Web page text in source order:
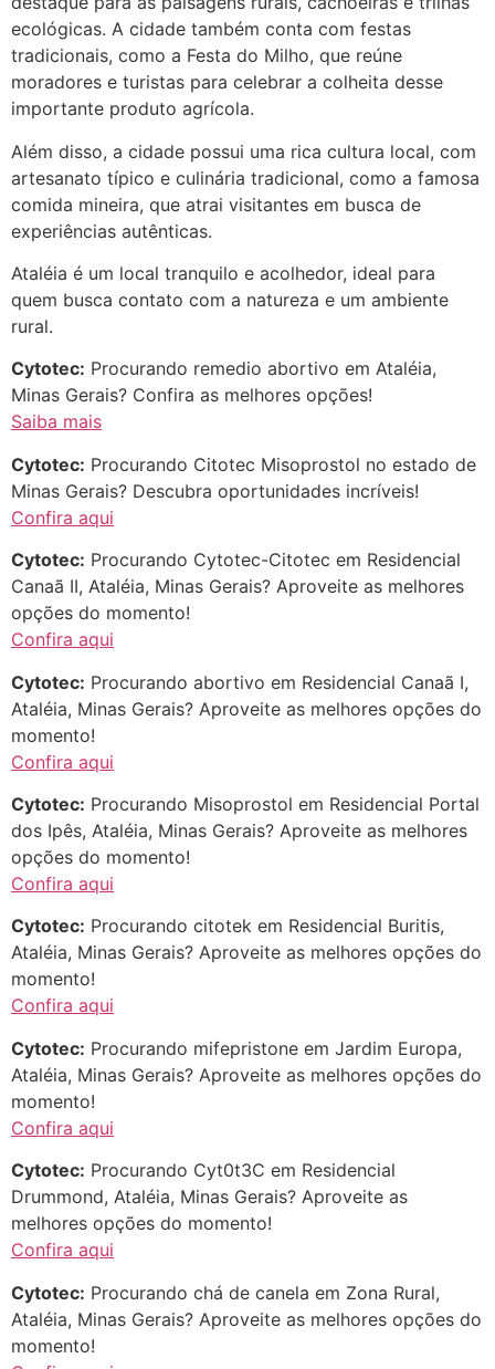
ecológicas. A cidade também conta com festas
tradicionais, como a Festa do Milho, que reúne
moradores e turistas para celebrar a colheita desse
importante produto agrícola.
Além disso, a cidade possui uma rica cultura local, com
artesanato típico e culinária tradicional, como a famosa
comida mineira, que atrai visitantes em busca de
experiências autênticas.
Ataléia é um local tranquilo e acolhedor, ideal para
quem busca contato com a natureza e um ambiente
rural.
Cytotec: Procurando remedio abortivo em Ataléia,
Minas Gerais? Confira as melhores opções!
Saiba mais
Cytotec: Procurando Citotec Misoprostol no estado de
Minas Gerais? Descubra oportunidades incríveis!
Confira aqui
Cytotec: Procurando Cytotec-Citotec em Residencial
Canaã II, Ataléia, Minas Gerais? Aproveite as melhores
opções do momento!
Confira aqui
Cytotec: Procurando abortivo em Residencial Canaã I,
Ataléia, Minas Gerais? Aproveite as melhores opções do
momento!
Confira aqui
Cytotec: Procurando Misoprostol em Residencial Portal
dos Ipês, Ataléia, Minas Gerais? Aproveite as melhores
opções do momento!
Confira aqui
Cytotec: Procurando citotek em Residencial Buritis,
Ataléia, Minas Gerais? Aproveite as melhores opções do
momento!
Confira aqui
Cytotec: Procurando mifepristone em Jardim Europa,
Ataléia, Minas Gerais? Aproveite as melhores opções do
momento!
Confira aqui
Cytotec: Procurando Cyt0t3C em Residencial
Drummond, Ataléia, Minas Gerais? Aproveite as
melhores opções do momento!
Confira aqui
Cytotec: Procurando chá de canela em Zona Rural,
Ataléia, Minas Gerais? Aproveite as melhores opções do
momento!